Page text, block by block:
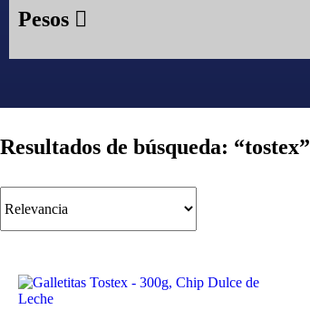
Pesos
Resultados de búsqueda: “tostex”